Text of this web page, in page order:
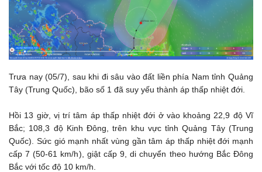
Trưa nay (05/7), sau khi đi sâu vào đất liền phía Nam tỉnh Quảng
Tây (Trung Quốc), bão số 1 đã suy yếu thành áp thấp nhiệt đới.
Hồi 13 giờ, vị trí tâm áp thấp nhiệt đới ở vào khoảng 22,9 độ Vĩ
Bắc; 108,3 độ Kinh Đông, trên khu vực tỉnh Quảng Tây (Trung
Quốc). Sức gió mạnh nhất vùng gần tâm áp thấp nhiệt đới mạnh
cấp 7 (50-61 km/h), giật cấp 9, di chuyển theo hướng Bắc Đông
Bắc với tốc độ 10 km/h.